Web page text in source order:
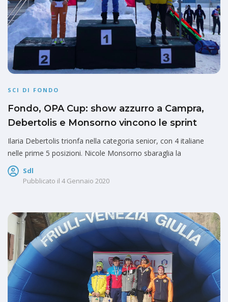
SCI DI FONDO
Fondo, OPA Cup: show azzurro a Campra,
Debertolis e Monsorno vincono le sprint
Ilaria Debertolis trionfa nella categoria senior, con 4 italiane
nelle prime 5 posizioni. Nicole Monsorno sbaraglia la
Sdl
Pubblicato il 4 Gennaio 2020